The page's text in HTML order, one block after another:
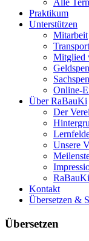
Praktikum
Unterstützen
Mitarbeit
Transport
Mitglied
Online-
Über RaBauKi
Der
Unsere
Kontakt
Übersetzen &
Übersetzen